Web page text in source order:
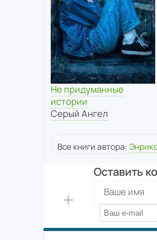
Не придуманные
истории
Серый Ангел
Все книги автора:
Оставить